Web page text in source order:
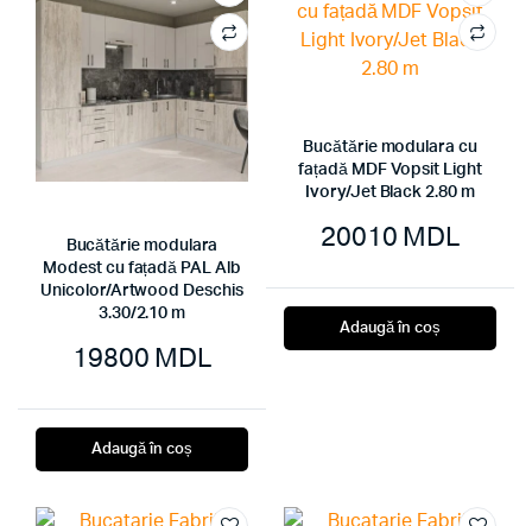
Bucătărie modulara
Modest cu fațadă PAL Alb
Unicolor/Artwood Deschis
3.30/2.10 m
19800 MDL
Adaugă în coș
Bucătărie modulara cu
fațadă MDF Vopsit Light
Ivory/Jet Black 2.80 m
20010 MDL
Adaugă în coș